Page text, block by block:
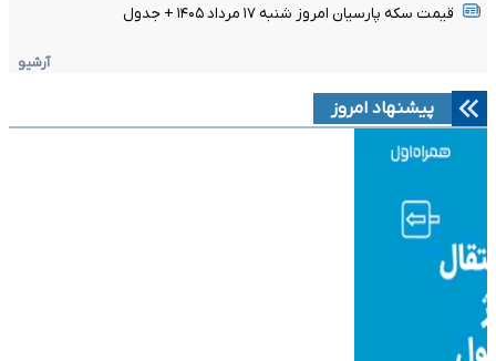
قیمت سکه پارسیان امروز شنبه ۱۷ مرداد ۱۴۰۵ + جدول
آرشیو
پیشنهاد امروز